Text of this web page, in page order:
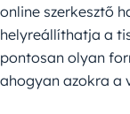
online szerkesztő
helyreállíthatja a
pontosan olyan
ahogyan azokra a